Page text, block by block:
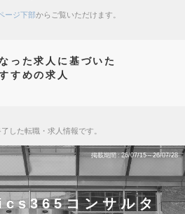
ージ下部からご覧いただけます。
った求人に基づいた
すめの求人
した転職・求人情報です。
掲載期間 26/07/15～26/07/28
コンサルタ